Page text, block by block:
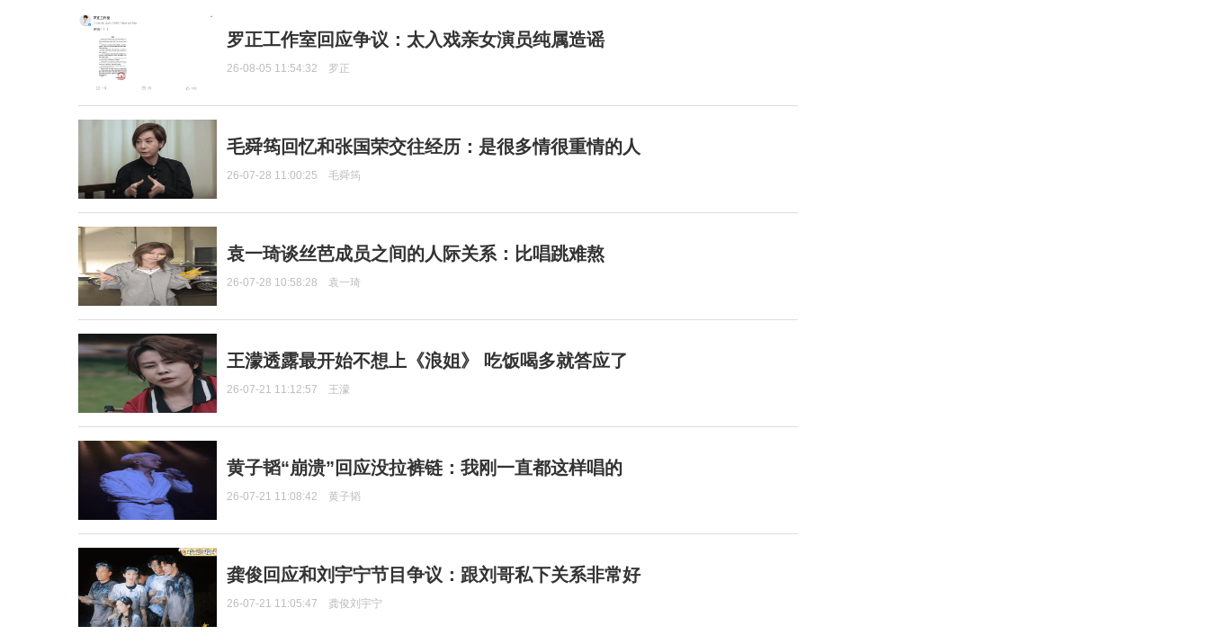
罗正工作室回应争议：太入戏亲女演员纯属造谣
26-08-05 11:54:32 罗正
毛舜筠回忆和张国荣交往经历：是很多情很重情的人
26-07-28 11:00:25 毛舜筠
袁一琦谈丝芭成员之间的人际关系：比唱跳难熬
26-07-28 10:58:28 袁一琦
王濛透露最开始不想上《浪姐》 吃饭喝多就答应了
26-07-21 11:12:57 王濛
黄子韬“崩溃”回应没拉裤链：我刚一直都这样唱的
26-07-21 11:08:42 黄子韬
龚俊回应和刘宇宁节目争议：跟刘哥私下关系非常好
26-07-21 11:05:47 龚俊刘宇宁